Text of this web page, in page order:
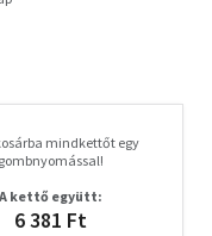
mindkettőt egy
gombnyomással!
A kettő együtt:
6 381 Ft